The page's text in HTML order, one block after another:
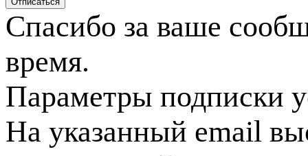
Спасибо за ваше
время.
Параметры подписки
На указанный email